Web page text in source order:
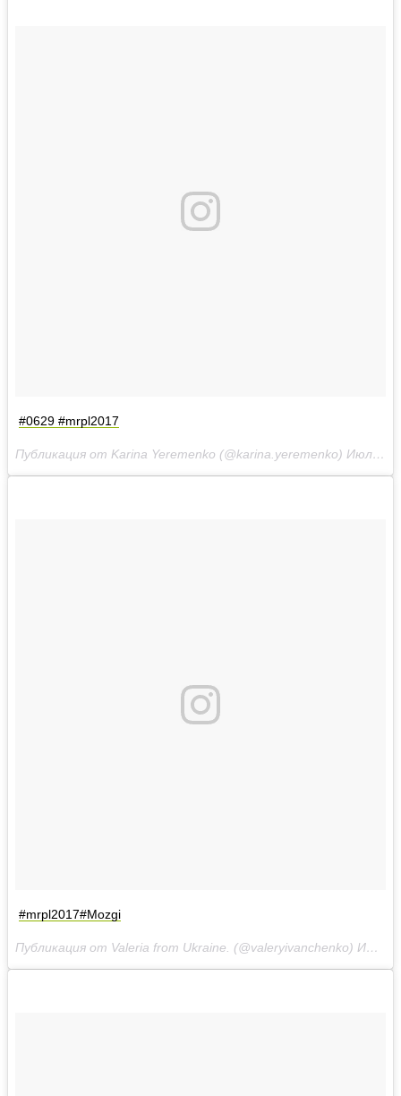
#0629 #mrpl2017
Публикация от Karina Yeremenko (@karina.yeremenko) Июл 8 2017 в 2:39 PDT
#mrpl2017#Mozgi
Публикация от Valeria from Ukraine. (@valeryivanchenko) Июл 8 2017 в 5:10 PDT